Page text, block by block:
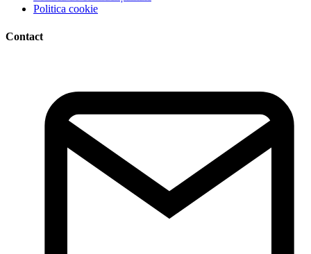
Politica cookie
Contact